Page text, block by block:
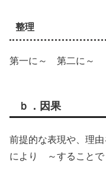
整理
第一に～ 第二に
ｂ．因果
前提的な表現や、
により ～すること